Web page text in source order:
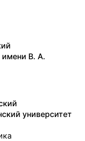
имени В. А.
университет